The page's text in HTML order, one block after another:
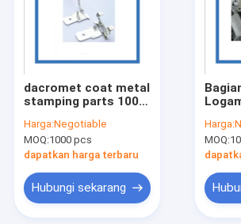
dacromet coat metal
stamping parts 1000
Test
Harga:Negotiable
MOQ:1000 pcs
dapatkan harga terbaru
Hubungi sekarang
Harga:
MOQ: